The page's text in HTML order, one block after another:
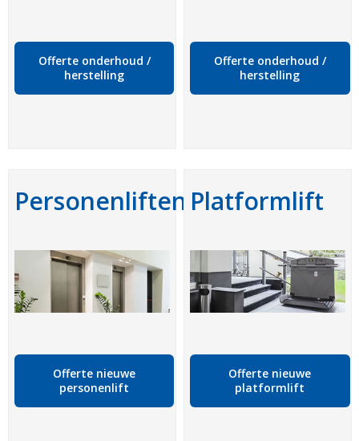
Offerte onderhoud /
herstelling
Offerte onderhoud /
herstelling
Personenliften
Offerte nieuwe
personenlift
Platformlift
Offerte nieuwe
platformlift